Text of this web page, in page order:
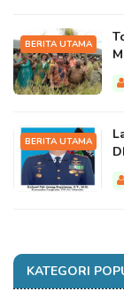
BERITA UTAMA
BERITA UTAMA
KATEGORI